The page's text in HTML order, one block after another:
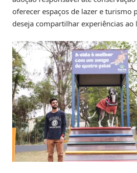
oferecer espaços de lazer e turismo
deseja compartilhar experiências ao